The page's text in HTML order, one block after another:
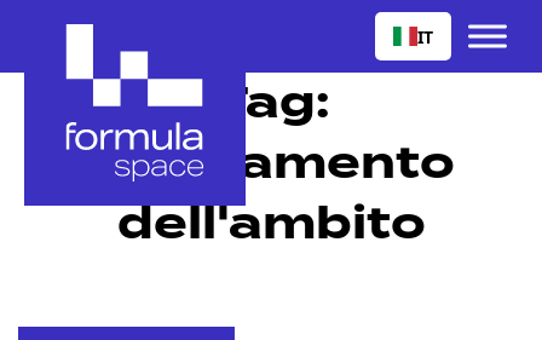
IT
Tag:
ampliamento
dell'ambito